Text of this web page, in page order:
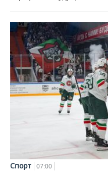
Спорт 07:00